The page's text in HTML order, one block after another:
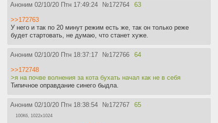
Аноним 02/10/20 Птн 17:49:24 №172764 63
>>172763
У него и так по 20 минут режим есть же, так он только реже
будет стартовать, не думаю, что станет хуже.
Аноним 02/10/20 Птн 18:37:17 №172766 64
>>172748
>я на почве волнения за кота бухать начал как не в себя
Типичное оправдание синего быдла.
Аноним 02/10/20 Птн 18:38:54 №172767 65
100Кб, 1022x1024